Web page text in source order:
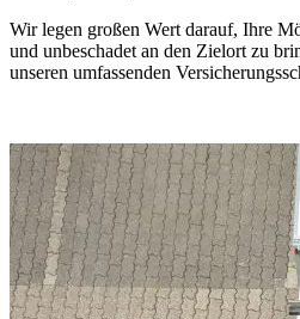
Wir legen großen Wert darauf, Ihre
und unbeschadet an den Zielort zu
unseren umfassenden